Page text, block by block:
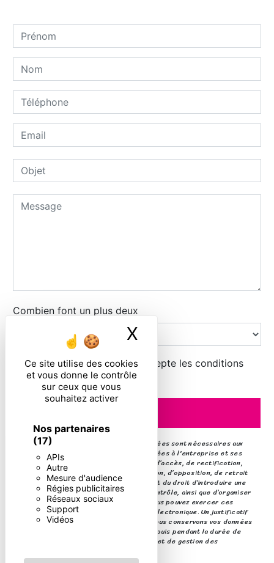
Ce site utilise des cookies
et vous donne le contrôle
sur ceux que vous
souhaitez activer
Nos partenaires
(17)
APIs
Autre
Mesure d'audience
Régies publicitaires
Réseaux sociaux
Support
Vidéos
X Masquer le
Combien font un plus deux
En cochant cette case, j'accepte les conditions
particulières ci-dessous **
** Les données personnelles communiquées sont nécessaires aux
fins de vous contacter. Elles sont destinées à l'entreprise et ses
sous-traitants. Vous disposez de droits d’accès, de rectification,
d’effacement, de portabilité, de limitation, d’opposition, de retrait
de votre consentement à tout moment et du droit d’introduire une
réclamation auprès d’une autorité de contrôle, ainsi que d’organiser
le sort de vos données post-mortem. Vous pouvez exercer ces
droits par voie postale ou par courrier électronique. Un justificatif
d'identité pourra vous être demandé. Nous conservons vos données
pendant la période de prise de contact puis pendant la durée de
prescription légale aux fins probatoires et de gestion des